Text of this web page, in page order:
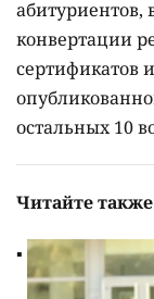
абитуриентов,
конвертации
сертификатов
остальных 10
Читайте